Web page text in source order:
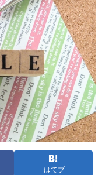
はてブ